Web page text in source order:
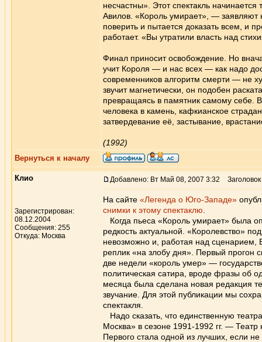
несчастны». Этот спектакль
Авилов. «Король умирает», —
поверить и пытается доказать всем, и
работает. «Вы утратили власть над
Финал приносит освобождение. Но
учит Короля — и нас всех — как надо
современников алгоритм смерти — не
звучит магнетически, он подобен
превращаясь в памятник самому себе.
человека в камень, кафкианское
затвердевание её, застывание,
(1992)
Вернуться к началу
Клио
Зарегистрирован:
08.12.2004
Сообщения: 255
Откуда: Москва
Добавлено: Вт Май 08, 2007 3:32
На сайте «Легенда о Юго-Западе»
снимки к этому спектаклю
Когда пьеса «Король умирает» была
редкость актуальной. «Королевство»
невозможно и, работая над сценарием,
реплик «на злобу дня». Первый прогон
две недели «король умер» —
политическая сатира, вроде фразы об
месяца была сделана новая редакция
звучание. Для этой публикации мы
спектакля.
Надо сказать, что единственную
Москва» в сезоне 1991-1992 гг. —
Первого стала одной из лучших, если